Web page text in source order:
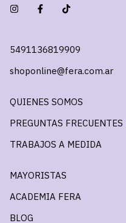
5491136819909
shoponline@fera.com.ar
QUIENES SOMOS
PREGUNTAS FRECUENTES
TRABAJOS A MEDIDA
MAYORISTAS
ACADEMIA FERA
BLOG